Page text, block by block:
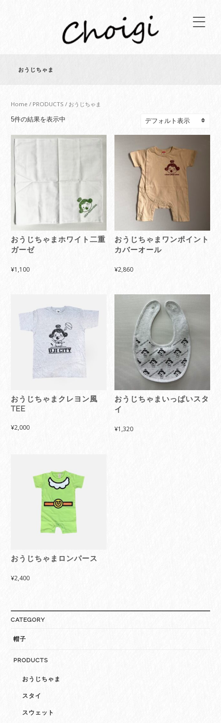
おうじちゃま
Home / PRODUCTS / おうじちゃま
5件の結果を表示中
おうじちゃまホワイト二重
ガーゼ
¥1,100
おうじちゃまワンポイント
カバーオール
¥2,860
おうじちゃまクレヨン風
TEE
¥2,000
おうじちゃまいっぱいスタ
イ
¥1,320
おうじちゃまロンパース
¥2,400
CATEGORY
帽子
PRODUCTS
おうじちゃま
スタイ
スウェット